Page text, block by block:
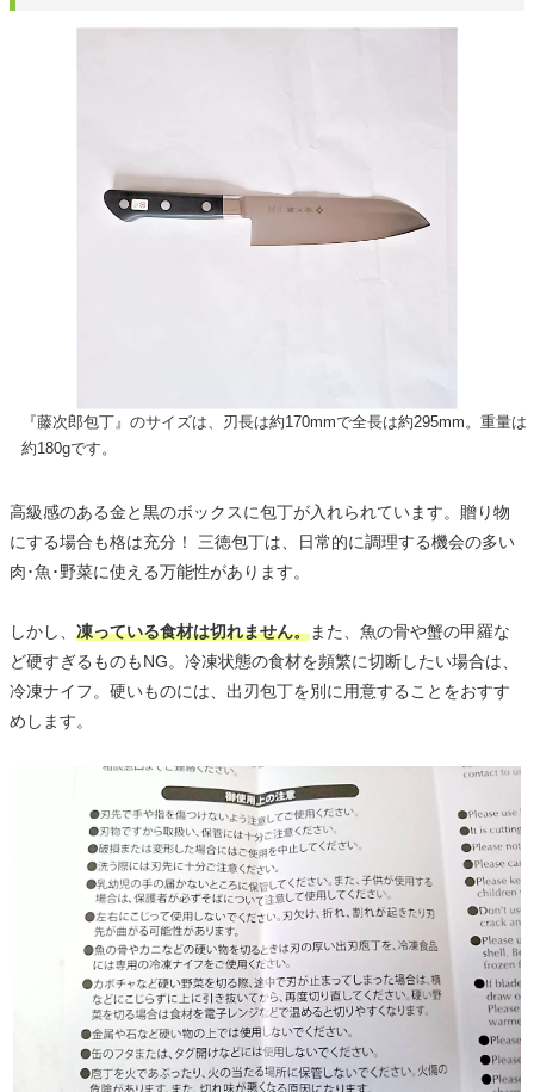
『藤次郎包丁』のサイズは、刃長は約170mmで全長は約295mm。重量は
約180gです。
高級感のある金と黒のボックスに包丁が入れられています。贈り物
にする場合も格は充分！ 三徳包丁は、日常的に調理する機会の多い
肉･魚･野菜に使える万能性があります。
しかし、 凍っている食材は切れません。また、魚の骨や蟹の甲羅な
ど硬すぎるものもNG。冷凍状態の食材を頻繁に切断したい場合は、
冷凍ナイフ。硬いものには、出刃包丁を別に用意することをおすす
めします。